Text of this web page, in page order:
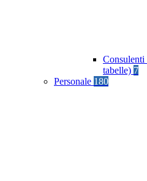
Consulenti
tabelle) 7
Personale 180